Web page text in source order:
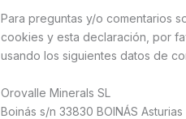
Para preguntas y/o comentarios
cookies y esta declaración, por
usando los siguientes datos de
Orovalle Minerals SL
Boinás s/n 33830 BOINÁS Asturias